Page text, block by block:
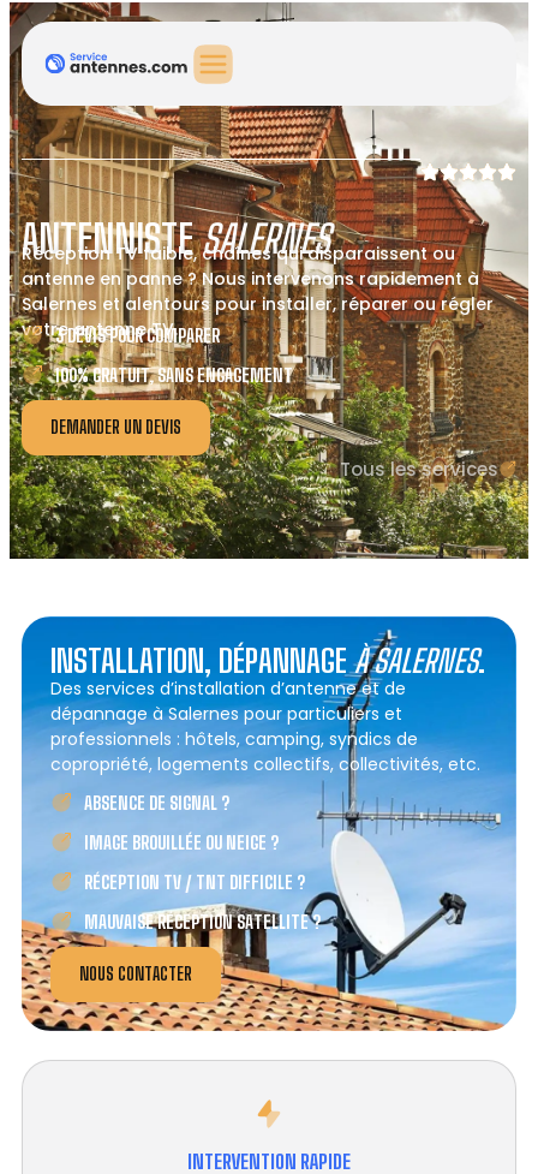
ANTENNISTESALERNES
Réception TV faible, chaînes qui disparaissent ou
antenne en panne ? Nous intervenons rapidement à
Salernes et alentours pour installer, réparer ou régler
votre antenne TV.
3 DEVIS POUR COMPARER
100% GRATUIT, SANS ENGAGEMENT
DEMANDER UN DEVIS
Tous les services
INSTALLATION, DÉPANNAGEÀ SALERNES.
Des services d’installation d’antenne et de
dépannage à Salernes pour particuliers et
professionnels : hôtels, camping, syndics de
copropriété, logements collectifs, collectivités, etc.
ABSENCE DE SIGNAL ?
IMAGE BROUILLÉE OU NEIGE ?
RÉCEPTION TV / TNT DIFFICILE ?
MAUVAISE RÉCEPTION SATELLITE ?
NOUS CONTACTER
INTERVENTION RAPIDE